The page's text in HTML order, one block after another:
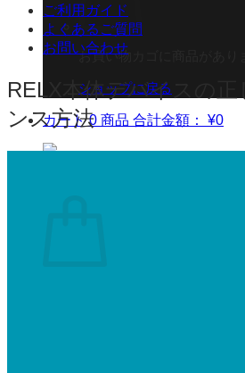
お買い物カゴに商品があり
ショップに戻る
カート0 商品 合計金額： ¥0
ご利用ガイド
よくあるご質問
お問い合わせ
RELX本体デバイスの正
ンス方法